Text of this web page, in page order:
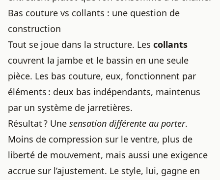
Bas couture vs collants : une question de
construction
Tout se joue dans la structure. Les collants
couvrent la jambe et le bassin en une seule
pièce. Les bas couture, eux, fonctionnent par
éléments : deux bas indépendants, maintenus
par un système de jarretières.
Résultat ? Une sensation différente au porter.
Moins de compression sur le ventre, plus de
liberté de mouvement, mais aussi une exigence
accrue sur l’ajustement. Le style, lui, gagne en